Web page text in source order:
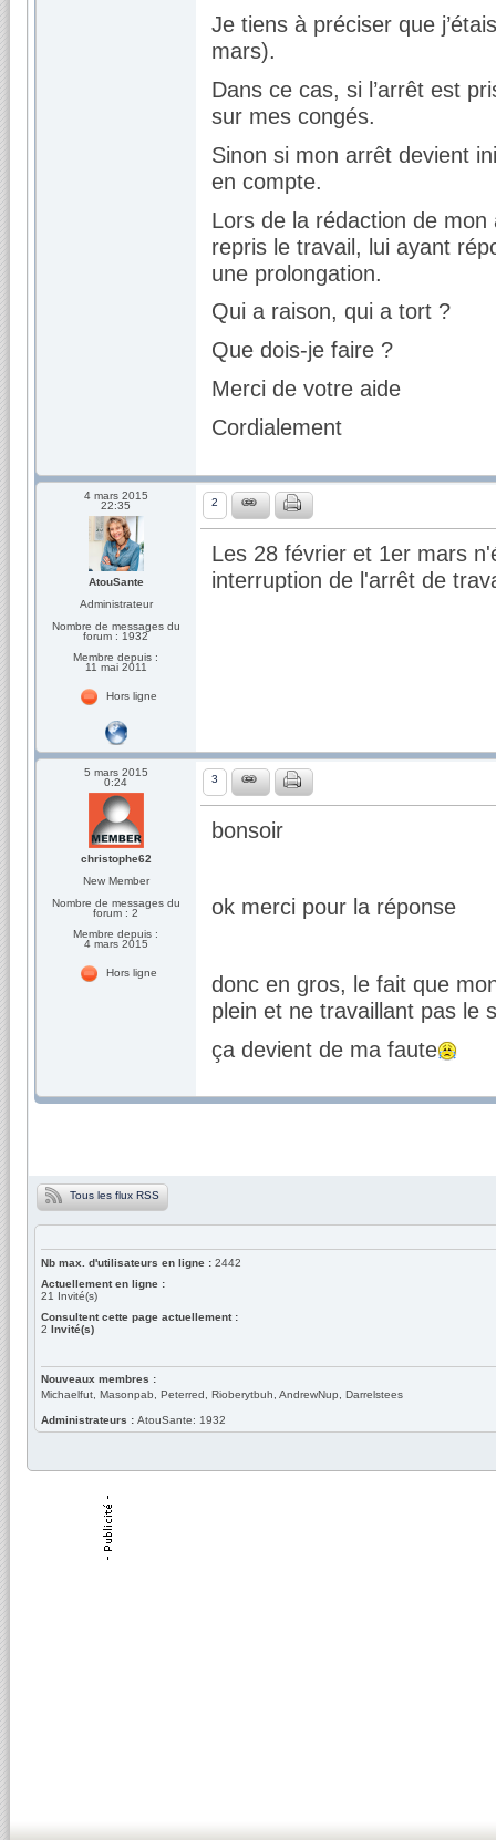
Je tiens à préciser que
mars).
Dans ce cas, si l’arrêt est
sur mes congés.
Sinon si mon arrêt devient
en compte.
Lors de la rédaction de mon
repris le travail, lui ayant
une prolongation.
Qui a raison, qui a tort ?
Que dois-je faire ?
Merci de votre aide
Cordialement
4 mars 2015
22:35
AtouSante
Administrateur
Nombre de messages du
forum : 1932
Membre depuis :
11 mai 2011
Hors ligne
2
Les 28 février et 1er mars
interruption de l'arrêt de
5 mars 2015
0:24
christophe62
New Member
Nombre de messages du
forum : 2
Membre depuis :
4 mars 2015
Hors ligne
3
bonsoir
ok merci pour la réponse
donc en gros, le fait que
plein et ne travaillant pas le
ça devient de ma faute
Tous les flux RSS
Nb max. d'utilisateurs en ligne : 2442
Actuellement en ligne :
21 Invité(s)
Consultent cette page actuellement :
2 Invité(s)
Nouveaux membres :
Michaelfut, Masonpab, Peterred, Rioberytbuh, AndrewNup, Darrelstees
Administrateurs : AtouSante: 1932